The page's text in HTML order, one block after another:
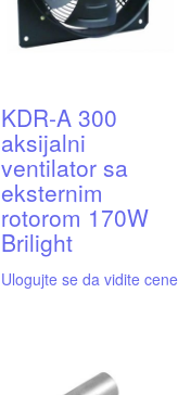
KDR-A 300
aksijalni
ventilator sa
eksternim
rotorom 170W
Brilight
Ulogujte se da vidite cene